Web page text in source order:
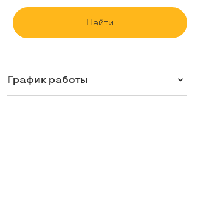
Найти
График работы